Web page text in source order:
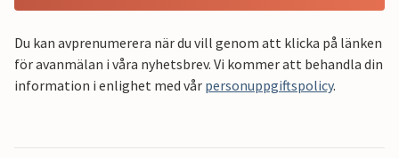
Du kan avprenumerera när du vill genom att klicka på länken
för avanmälan i våra nyhetsbrev. Vi kommer att behandla din
information i enlighet med vår personuppgiftspolicy.